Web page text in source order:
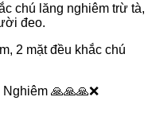
chú lăng nghiêm trừ tà,
đeo.
2 mặt đều khắc chú
🙏🙏🙏❌